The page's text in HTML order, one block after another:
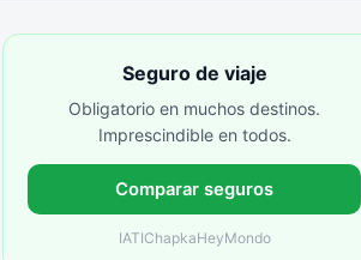
Seguro de viaje
Obligatorio en muchos destinos.
Imprescindible en todos.
Comparar seguros
IATIChapkaHeyMondo